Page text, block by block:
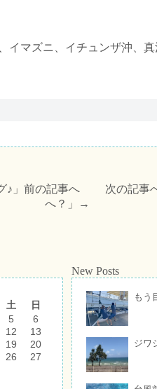
イマズニ、イチュンザ沖、
♪ 」前の記事へ 次の記事
へ？ 」→
土
日
5
6
12
13
19
20
26
27
New Posts
もう
ジワ